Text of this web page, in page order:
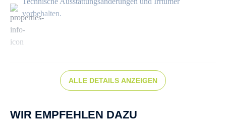
vorbehalten.
ALLE DETAILS ANZEIGEN
WIR EMPFEHLEN DAZU